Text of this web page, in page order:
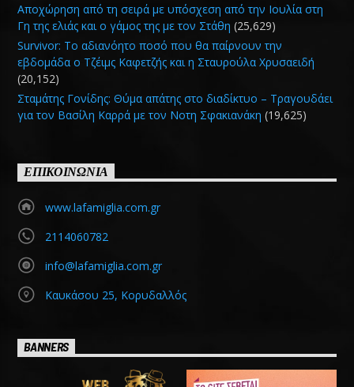
Αποχώρηση από τη σειρά με υπόσχεση από την Ιουλία στη
Γη της ελιάς και ο γάμος της με τον Στάθη (25,629)
Survivor: Το αδιανόητο ποσό που θα παίρνουν την
εβδομάδα ο Τζέιμς Καφετζής και η Σταυρούλα Χρυσαειδή
(20,152)
Σταμάτης Γονίδης: Θύμα απάτης στο διαδίκτυο – Τραγουδάει
για τον Βασίλη Καρρά με τον Νοτη Σφακιανάκη (19,625)
ΕΠΙΚΟΙΝΩΝΙΑ
www.lafamiglia.com.gr
2114060782
info@lafamiglia.com.gr
Καυκάσου 25, Κορυδαλλός
BANNERS